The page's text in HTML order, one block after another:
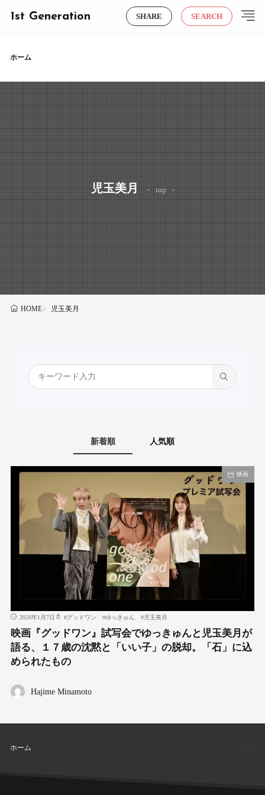
1st Generation SHARE SEARCH
ホーム
児玉美月 tag
HOME 児玉美月
新着順 人気順
映画
2026年1月7日 #グッドワン #ゆっきゅん #児玉美月
映画『グッドワン』試写会でゆっきゅんと児玉美月が
語る、１７歳の沈黙と「いい子」の脱却。「石」に込
められたもの
Hajime Minamoto
ホーム